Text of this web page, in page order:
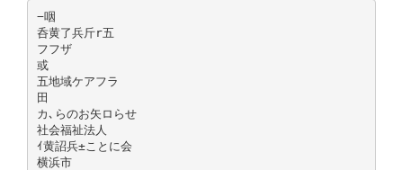
−咽
呑黄了兵斤r五
フフザ
或
五地域ケアフラ
田
カ､らのお矢ロらせ
社会福祉法人
ｲ黄詔兵±ことに会
横浜市